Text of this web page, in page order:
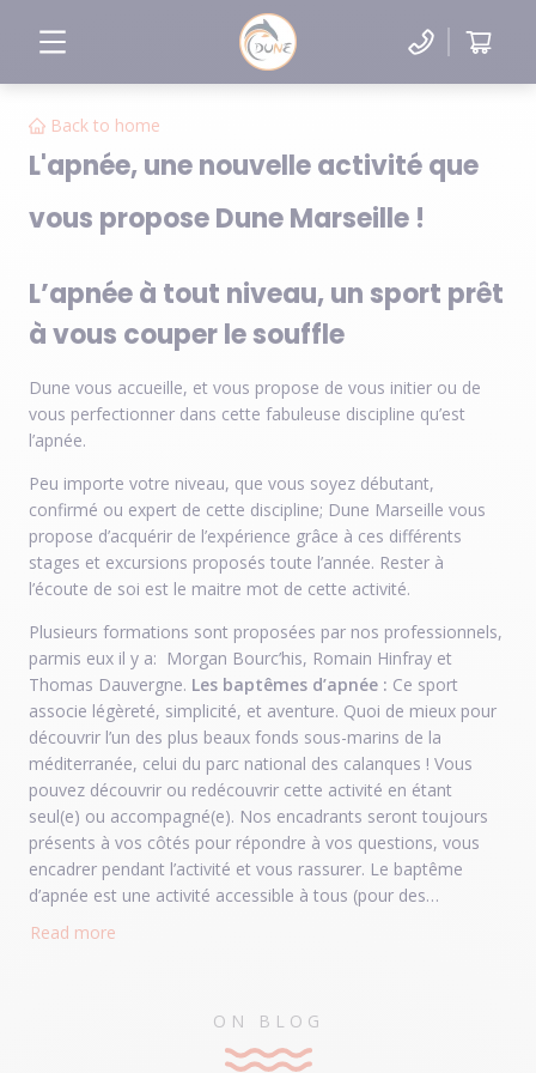
Back to home
L'apnée, une nouvelle activité que
vous propose Dune Marseille !
L’apnée à tout niveau, un sport prêt
à vous couper le souffle
Dune vous accueille, et vous propose de vous initier ou de
vous perfectionner dans cette fabuleuse discipline qu’est
l’apnée.
Peu importe votre niveau, que vous soyez débutant,
confirmé ou expert de cette discipline; Dune Marseille vous
propose d’acquérir de l’expérience grâce à ces différents
stages et excursions proposés toute l’année. Rester à
l’écoute de soi est le maitre mot de cette activité.
Plusieurs formations sont proposées par nos professionnels,
parmis eux il y a: Morgan Bourc’his, Romain Hinfray et
Thomas Dauvergne. Les baptêmes d’apnée : Ce sport
associe légèreté, simplicité, et aventure. Quoi de mieux pour
découvrir l’un des plus beaux fonds sous-marins de la
méditerranée, celui du parc national des calanques ! Vous
pouvez découvrir ou redécouvrir cette activité en étant
seul(e) ou accompagné(e). Nos encadrants seront toujours
présents à vos côtés pour répondre à vos questions, vous
encadrer pendant l’activité et vous rassurer. Le baptême
d’apnée est une activité accessible à tous (pour des
personnes étant agés de 14 et plus), possible de vous
respiration, suivit par différents exercices qui vous
permettront d’être à l’écoute de votre corps et de vos
Weekend initiation apnée en mer:
dates précises. En effet, cette formation est possible
seulement sur deux weekends, le 31 août et 1er Septembre,
Read more
ON BLOG